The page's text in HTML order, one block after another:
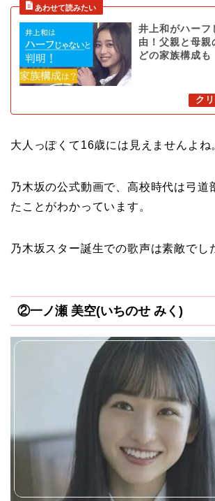
井上和がハーフ
由！父親と母親
どの家族構成も
大人っぽくて16歳には見えませんよね
乃木坂の公式動画で、高校時代は弓道
たことがわかっています。
乃木坂スター誕生での歌声は素敵でし
②一ノ瀬 美空(いちのせ みく)